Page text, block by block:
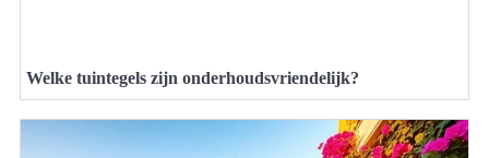
Welke tuintegels zijn onderhoudsvriendelijk?